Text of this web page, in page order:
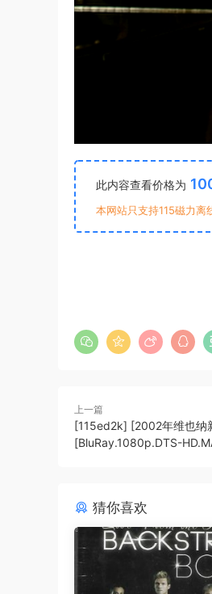
此内容查看价格为
本网站只支持115磁力离
上一篇
[115ed2k] [2002年维也纳
[BluRay.1080p.DTS-
猜你喜欢